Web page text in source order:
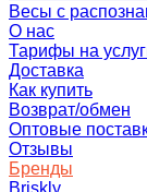
Весы с
О нас
Тарифы на
Доставка
Как купить
Возврат/обмен
Оптовые
Отзывы
Бренды
Briskly